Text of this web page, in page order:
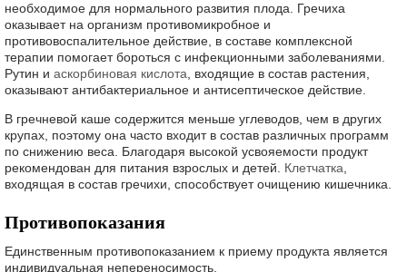
необходимое для нормального развития плода. Гречиха
оказывает на организм противомикробное и
противовоспалительное действие, в составе комплексной
терапии помогает бороться с инфекционными заболеваниями.
Рутин и аскорбиновая кислота , входящие в состав растения,
оказывают антибактериальное и антисептическое действие.
В гречневой каше содержится меньше углеводов, чем в других
крупах, поэтому она часто входит в состав различных программ
по снижению веса. Благодаря высокой усвояемости продукт
рекомендован для питания взрослых и детей. Клетчатка
входящая в состав гречихи, способствует очищению кишечника.
Противопоказания
Единственным противопоказанием к приему продукта является
индивидуальная непереносимость.